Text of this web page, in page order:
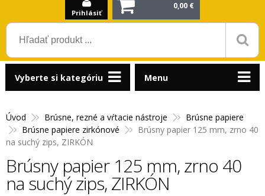
Prihlásiť
0,00 €
Úvod Brúsne, rezné a vŕtacie nástroje
Brúsne papiere
Brúsne papiere zirkónové
Brúsny papier 125 mm, zrno 40
na suchý zips, ZIRKÓN
Brúsny papier 125 mm, zrno 40
na suchý zips, ZIRKÓN
Vyberte si kategóriu Menu